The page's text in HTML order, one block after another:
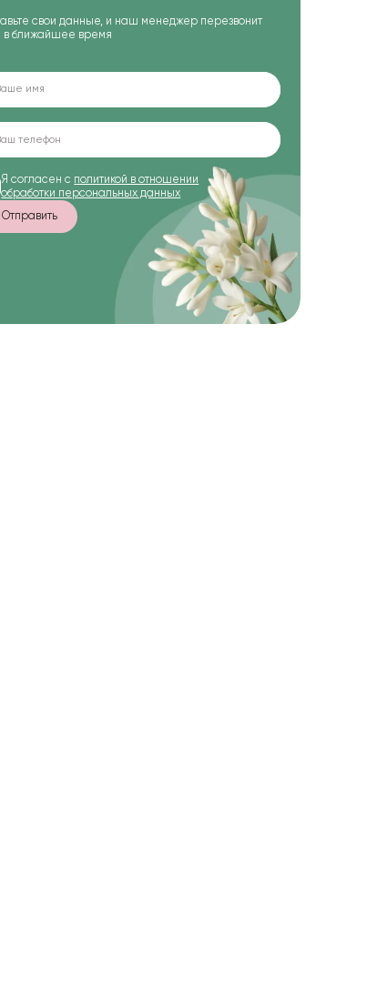
свои данные, и наш менеджер перезвонит
в ближайшее время
Я согласен с политикой в отношении
обработки персональных данных
Отправить